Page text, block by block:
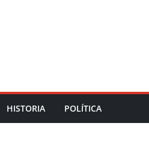
HISTORIA POLÍTICA